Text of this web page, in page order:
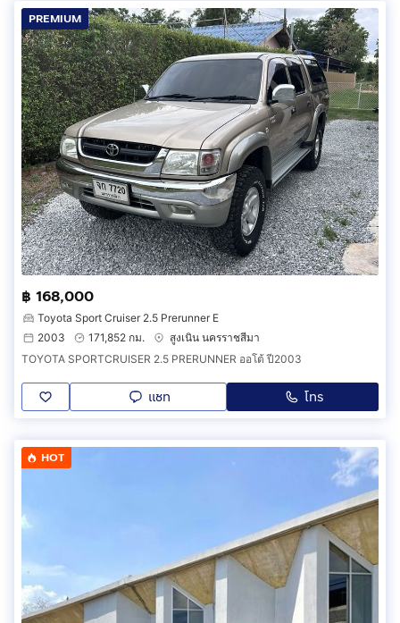
PREMIUM
฿ 168,000
Toyota Sport Cruiser 2.5 Prerunner E
2003
171,852 กม.
สูงเนิน นครราชสีมา
TOYOTA SPORTCRUISER 2.5 PRERUNNER ออโต้ ปี2003
แชท โทร
HOT